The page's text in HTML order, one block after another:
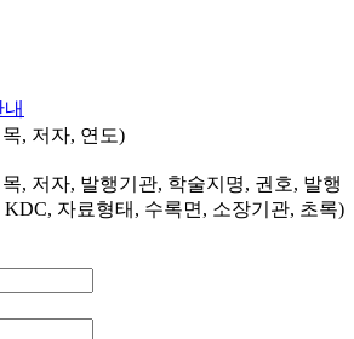
, 저자, 연도)
, 저자, 발행기관, 학술지명, 권호, 발행
KDC, 자료형태, 수록면, 소장기관, 초록)